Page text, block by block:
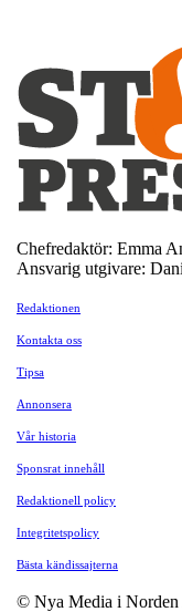
Chefredaktör: Emma
Ansvarig utgivare:
Redaktionen
Kontakta oss
Tipsa
Annonsera
Vår historia
Sponsrat innehåll
Redaktionell policy
Integritetspolicy
Bästa kändissajterna
© Nya Media i